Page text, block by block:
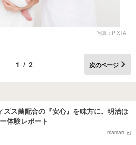
写真：PIXTA
1/2 次のページ
ズス菌配合の『安心』を味方に。明治ほ
体験レポート
mamari